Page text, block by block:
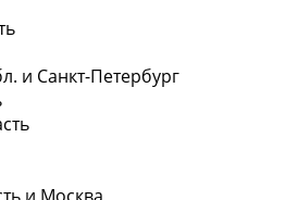
и Санкт-Петербург